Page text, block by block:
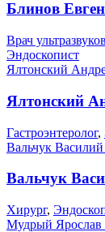
Блинов
Врач
Эндоскопист
Ялтонский
Ялтонский
Гастроэнтеролог,
Вальчук
Вальчук
Хирург,
Мудрый Ярослав